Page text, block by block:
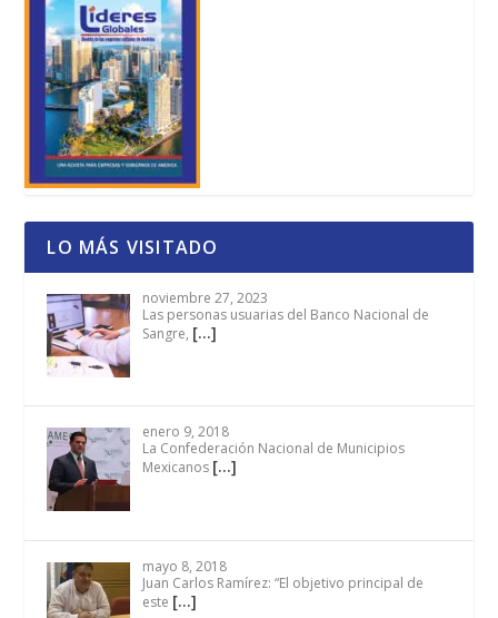
LO MÁS VISITADO
noviembre 27, 2023
Las personas usuarias del Banco Nacional de
Sangre, […]
enero 9, 2018
La Confederación Nacional de Municipios
Mexicanos […]
mayo 8, 2018
Juan Carlos Ramírez: “El objetivo principal de
este […]